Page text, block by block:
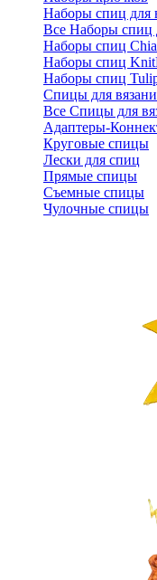
Наборы спиц для
Все Наборы спиц
Наборы спиц
Наборы спиц
Наборы спиц
Спицы для
Все Спицы для
Адаптеры-
Круговые спицы
Лески для спиц
Прямые спицы
Съемные спицы
Чулочные спицы